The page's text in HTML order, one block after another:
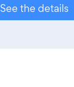
See the details